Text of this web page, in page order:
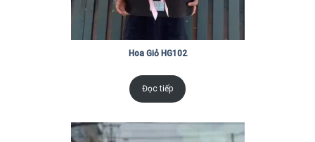
Hoa Giỏ HG102
Đọc tiếp